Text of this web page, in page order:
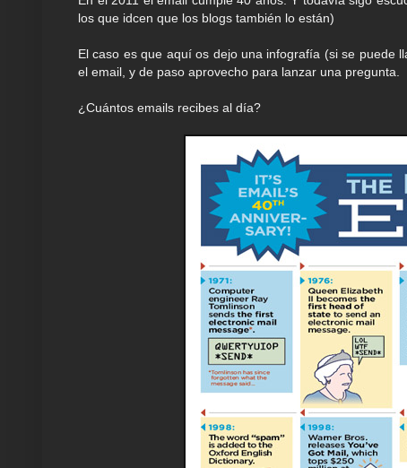
los que idcen que los blogs también lo están)
El caso es que aquí os dejo una infografía (si se puede
el email, y de paso aprovecho para lanzar una pregunta.
¿Cuántos emails recibes al día?